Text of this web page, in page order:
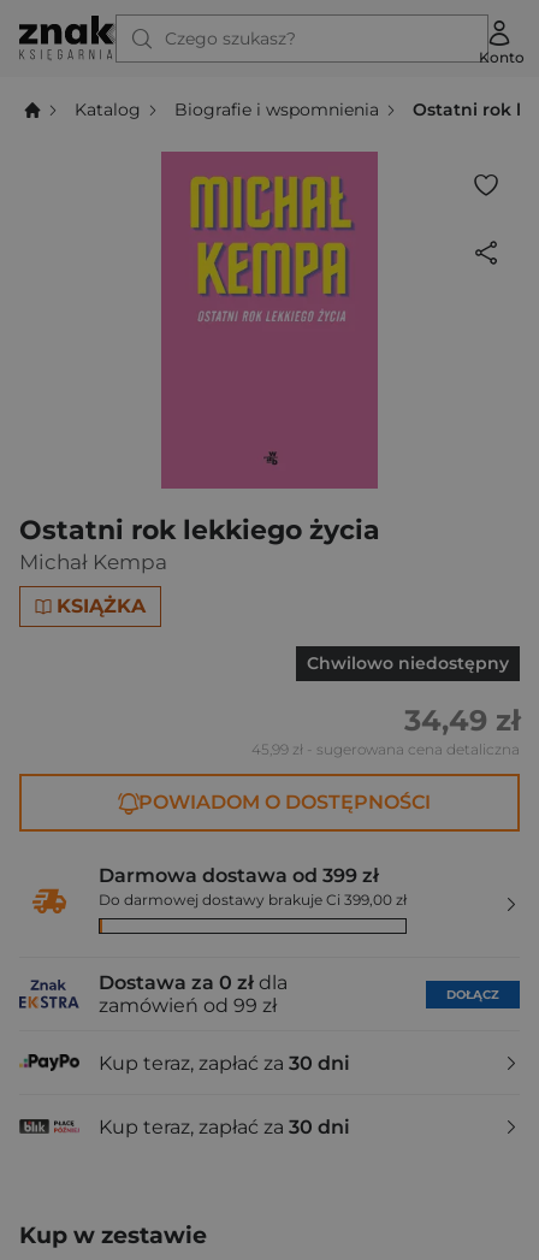
Czego szukasz?
Konto
Katalog Biografie i wspomnienia Ostatni rok
Ostatni rok lekkiego życia
Michał Kempa
KSIĄŻKA
Chwilowo niedostępny
34,49 zł
45,99 zł - sugerowana cena detaliczna
POWIADOM O DOSTĘPNOŚCI
Darmowa dostawa od 399 zł
Do darmowej dostawy brakuje Ci 399,00 zł
Dostawa za 0 zł dla
zamówień od 99 zł
DOŁĄCZ
Kup teraz, zapłać za 30 dni
Kup teraz, zapłać za 30 dni
Kup w zestawie